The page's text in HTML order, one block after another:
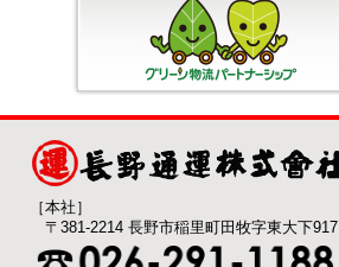
［本社］
〒381-2214 長野市稲里町田牧字東大下917